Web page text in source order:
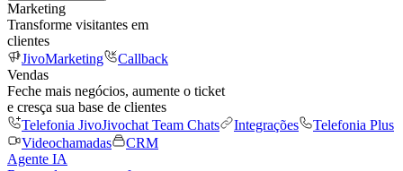
Marketing
Transforme visitantes em
clientes
JivoMarketing
Callback
Vendas
Feche mais negócios, aumente o ticket
e cresça sua base de clientes
Telefonia JivoJivochat Team Chats Integrações
Telefonia Plus
Videochamadas
CRM
Agente IA